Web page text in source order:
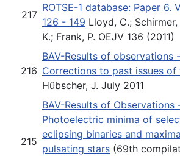
217
ROTSE-1 database: Paper 6.
126 - 149 Lloyd, C.;
K.; Frank, P. OEJV 136 (2011)
216
BAV-Results of observations -
Corrections to past issues of
Hübscher, J. July 2011
215
BAV-Results of Observations
Photoelectric minima of
eclipsing binaries and
pulsating stars (69th